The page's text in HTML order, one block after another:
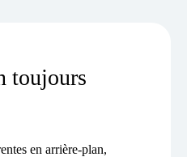
toujours
en arrière-plan,